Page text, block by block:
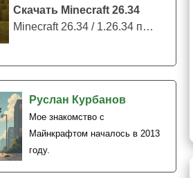
Скачать Minecraft 26.34
Minecraft 26.34 / 1.26.34 представляе...
Руслан Курбанов
Мое знакомство с
Майнкрафтом началось в 2013
году.